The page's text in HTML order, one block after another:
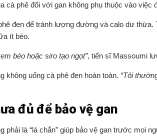
cà phê đối với gan không phụ thuộc vào việc
đen để tránh lượng đường và calo dư thừa.
ít béo.
béo hoặc siro tạo ngọt”, tiến sĩ Massoumi
không uống cà phê đen hoàn toàn. “Tôi
đủ để bảo vệ gan
phải là “lá chắn” giúp bảo vệ gan trước mọi